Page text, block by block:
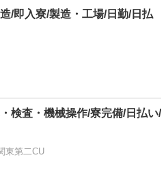
/即入寮/製造・工場/日勤/日払
検査・機械操作/寮完備/日払い/
東第二CU